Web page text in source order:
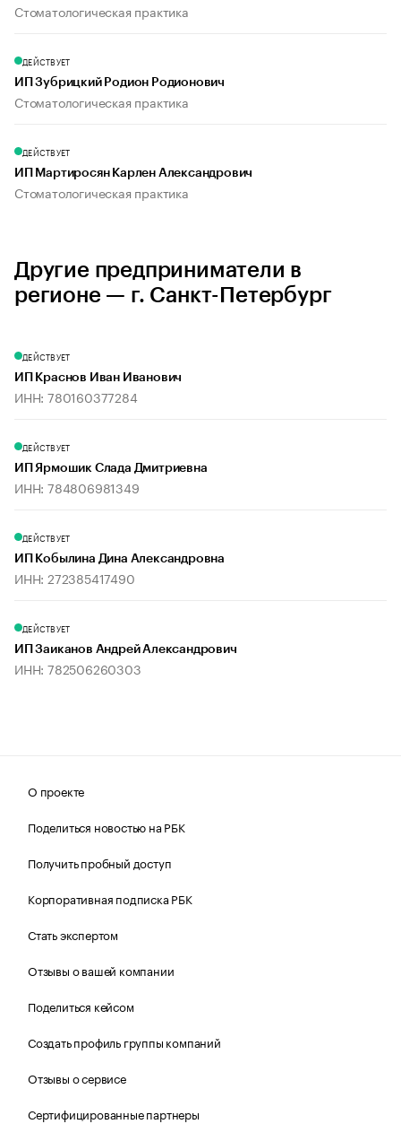
Стоматологическая практика
ДЕЙСТВУЕТ
ИП Зубрицкий Родион Родионович
Стоматологическая практика
ДЕЙСТВУЕТ
ИП Мартиросян Карлен Александрович
Стоматологическая практика
Другие предприниматели в
регионе — г. Санкт-Петербург
ДЕЙСТВУЕТ
ИП Краснов Иван Иванович
ИНН: 780160377284
ДЕЙСТВУЕТ
ИП Ярмошик Слада Дмитриевна
ИНН: 784806981349
ДЕЙСТВУЕТ
ИП Кобылина Дина Александровна
ИНН: 272385417490
ДЕЙСТВУЕТ
ИП Заиканов Андрей Александрович
ИНН: 782506260303
О проекте
Поделиться новостью на РБК
Получить пробный доступ
Корпоративная подписка РБК
Стать экспертом
Отзывы о вашей компании
Поделиться кейсом
Создать профиль группы компаний
Отзывы о сервисе
Сертифицированные партнеры